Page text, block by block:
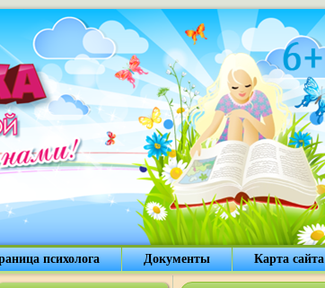
психолога Документы
Карта сайта